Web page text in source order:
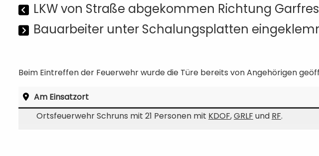
LKW von Straße abgekommen Richtung
Bauarbeiter unter Schalungsplatten
Beim Eintreffen der Feuerwehr wurde die Türe bereits von Angehörigen
Am Einsatzort
Ortsfeuerwehr Schruns mit 21 Personen mit KDOF,GRLF und RF.